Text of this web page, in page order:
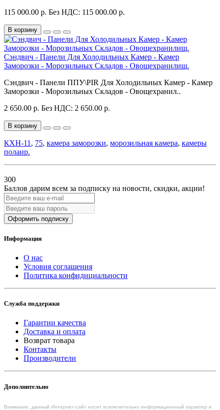
115 000.00 р. Без НДС: 115 000.00 р.
В корзину
Сэндвич - Панели Для Холодильных Камер - Камер
Заморозки - Морозильных Складов - Овощехранилищ.
Сэндвич - Панели ППУ\PIR Для Холодильных Камер - Камер
Заморозки - Морозильных Складов - Овощехранил..
2 650.00 р. Без НДС: 2 650.00 р.
В корзину
КХН-11 , 75, камера заморозки, морозильная камера, камеры
полаир.
300
Баллов дарим всем за подписку на новости, скидки, акции!
Оформить подписку
Информация
О нас
Условия соглашения
Политика конфидициальности
Служба поддержки
Гарантии качества
Доставка и оплата
Возврат товара
Контакты
Производители
Дополнительно
Внимание, данный Интернет-сайт носит исключительно информационный характер и